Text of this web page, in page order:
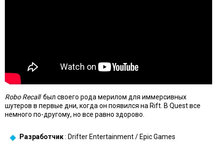
Robo Recallбыл своего рода мерилом для иммерсивных
шутеров в первые дни, когда он появился на Rift. В Quest все
немного по-другому, но все равно здорово.
Разработчик: Drifter Entertainment / Epic Games